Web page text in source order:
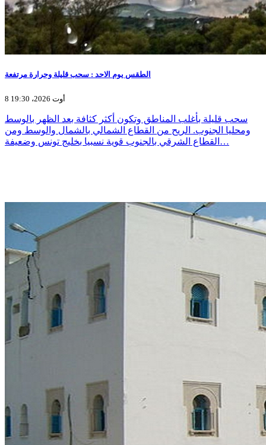
الطقس يوم الاحد : سحب قليلة وحرارة مرتفعة
8 أوت 2026، 19:30
سحب قليلة بأغلب المناطق وتكون أكثر كثافة بعد الظهر بالوسط
ومحليا الجنوب. الريح من القطاع الشمالي بالشمال والوسط ومن
القطاع الشرقي بالجنوب قوية نسبيا بخليج تونس وضعيفة…